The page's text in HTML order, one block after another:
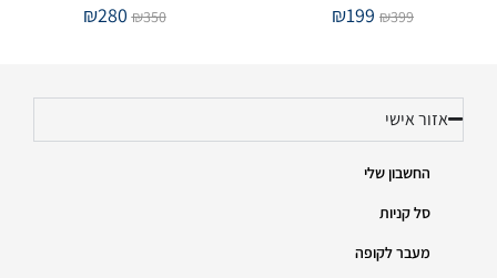
₪399
₪199
₪350
₪280
אזור אישי
החשבון שלי
סל קניות
מעבר לקופה